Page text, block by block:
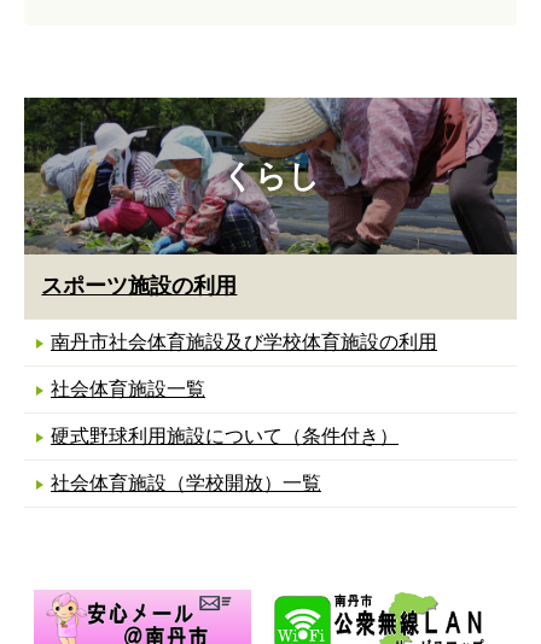
くらし
スポーツ施設の利用
南丹市社会体育施設及び学校体育施設の利用
社会体育施設一覧
硬式野球利用施設について（条件付き）
社会体育施設（学校開放）一覧